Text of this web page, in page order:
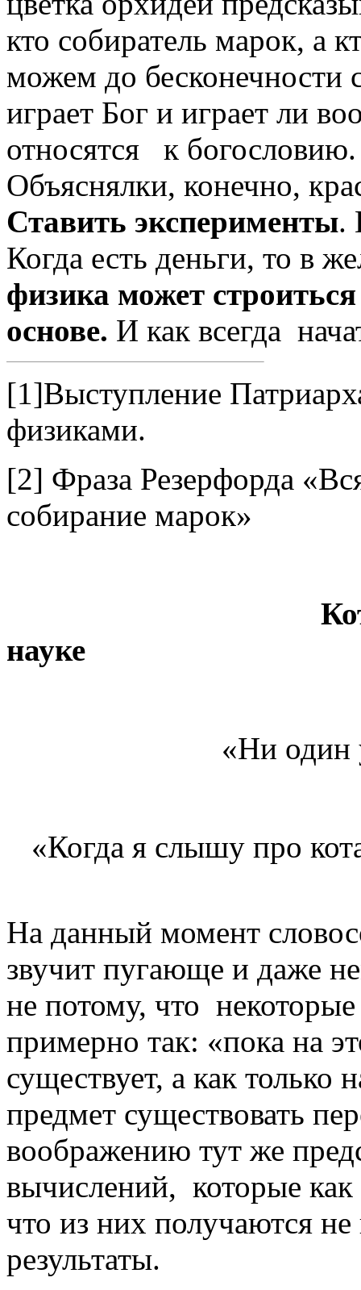
кто собиратель марок, а
можем до бесконечности
играет Бог и играет ли
относятся к богословию.
Объяснялки, конечно,
Ставить эксперименты.
Когда есть деньги, то в
физика может
основе. И как всегда
[1]Выступление
физиками.
[2] Фраза Резерфорда
собирание марок»
Кот
науке
«Ни один
«Когда я слышу про
На данный момент
звучит пугающе и даже
не потому, что
примерно так: «пока на
существует, а как только
предмет существовать
воображению тут же
вычислений, которые
что из них получаются
результаты.